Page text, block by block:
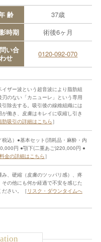
齢
37歳
時期
術後6ヶ月
い合
わせ
0120-092-070
ザー波という超音波により脂肪組
のない「カニューレ」という専用
除去する。吸引後の線維組織には
働き、皮膚はキレイに収縮し引き
肪吸引の詳細はこちら］
込）●基本セット(消耗品・麻酔・内
円 ●顎下(二重あご)220,000円 ●
料金の詳細はこちら］
、硬縮（皮膚のツッパリ感）、疼
の他にも何か経過で不安を感じた
ださい。［ リスク・ダウンタイムへ